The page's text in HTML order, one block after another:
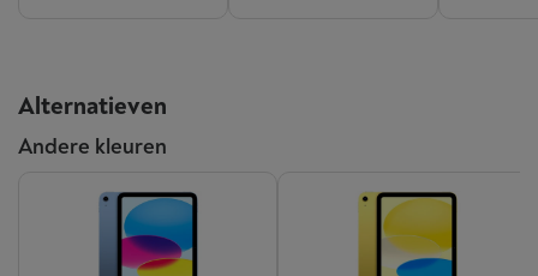
Alternatieven
Andere kleuren